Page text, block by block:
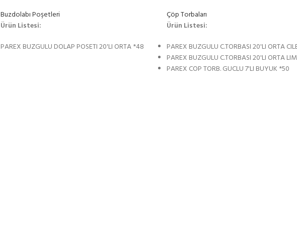
Buzdolabı Poşetleri
Ürün Listesi:
PAREX BUZGULU DOLAP POSETI 20'LI ORTA *48
Çöp Torbaları
Ürün Listesi:
PAREX BUZGULU C.TORBASI 20'LI ORTA
PAREX BUZGULU C.TORBASI 20'LI ORTA
PAREX COP TORB. GUCLU 7'LI BUYUK *50